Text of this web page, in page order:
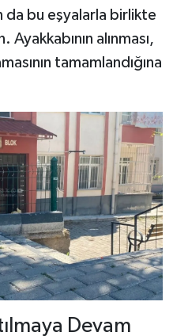
da bu eşyalarla birlikte
alınması,
tamamlandığına
Devam